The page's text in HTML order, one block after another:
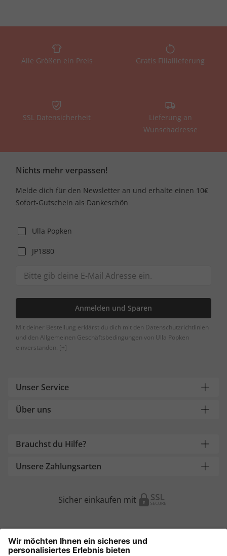
Alle Größen ein Preis Gratis Filiallieferung
SSL Datensicherheit
Lieferung an
Wunschadresse
Nichts mehr verpassen!
Melde dich für den Newsletter an und erhalte einen 10€
Sofort-Gutschein als Dankeschön
Ulla Popken
JP1880
Anmelden und Sparen
Mit deiner Bestellung erklärst du dich mit den Datenschutzrichtlinien
und den Allgemeinen Geschäftsbedingungen von Ulla Popken
einverstanden. [+]
Unser Service
Über uns
Brauchst du Hilfe?
Unsere Zahlungsarten
Sicher einkaufen mit
Weitere Onlineshops